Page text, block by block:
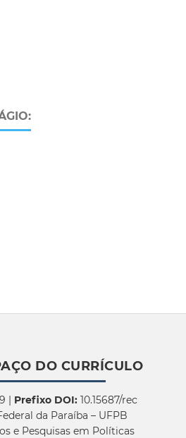
DO CURRÍCULO
| Prefixo DOI:10.15687/rec
da Paraíba – UFPB
e Pesquisas em Políticas